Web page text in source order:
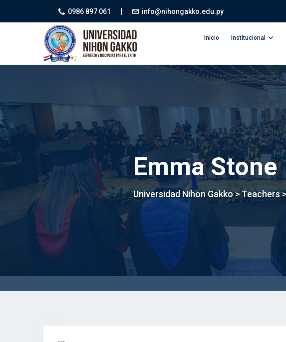
0986 897 061 | info@nihongakko.edu.py
Inicio Institucional
Emma Stone
Universidad Nihon Gakko>Teachers